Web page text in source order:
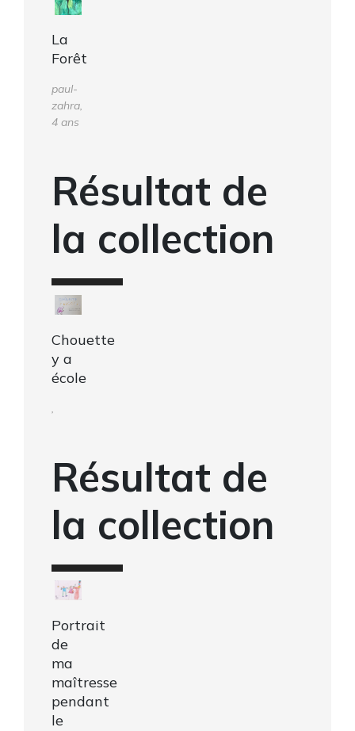
La
Forêt
paul-
zahra,
4 ans
Résultat de
la collection
Chouette
y a
école
Résultat de
la collection
Portrait
de
ma
maîtresse
pendant
le